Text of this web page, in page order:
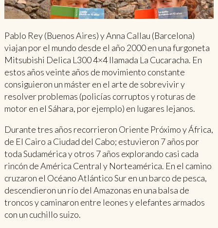
Pablo Rey (Buenos Aires) y Anna Callau (Barcelona)
viajan por el mundo desde el año 2000 en una furgoneta
Mitsubishi Delica L300 4×4 llamada La Cucaracha. En
estos años veinte años de movimiento constante
consiguieron un máster en el arte de sobrevivir y
resolver problemas (policías corruptos y roturas de
motor en el Sáhara, por ejemplo) en lugares lejanos.
Durante tres años recorrieron Oriente Próximo y África,
de El Cairo a Ciudad del Cabo; estuvieron 7 años por
toda Sudamérica y otros 7 años explorando casi cada
rincón de América Central y Norteamérica. En el camino
cruzaron el Océano Atlántico Sur en un barco de pesca,
descendieron un río del Amazonas en una balsa de
troncos y caminaron entre leones y elefantes armados
con un cuchillo suizo.